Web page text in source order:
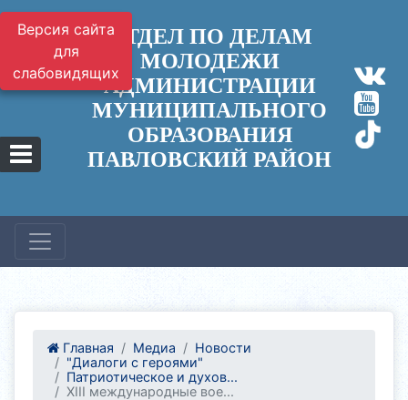
Версия сайта
для
слабовидящих
ОТДЕЛ ПО ДЕЛАМ
МОЛОДЕЖИ
АДМИНИСТРАЦИИ
МУНИЦИПАЛЬНОГО
ОБРАЗОВАНИЯ
ПАВЛОВСКИЙ РАЙОН
Главная Медиа
Новости
"Диалоги с героями"
Патриотическое и духов...
XIII международные вое...